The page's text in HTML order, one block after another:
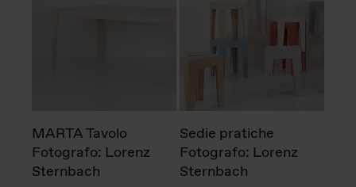
MARTA Tavolo
Fotografo: Lorenz
Sternbach
Sedie pratiche
Fotografo: Lorenz
Sternbach